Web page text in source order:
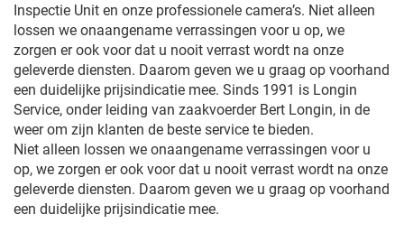
Inspectie Unit en onze professionele camera’s. Niet alleen
lossen we onaangename verrassingen voor u op, we
zorgen er ook voor dat u nooit verrast wordt na onze
geleverde diensten. Daarom geven we u graag op voorhand
een duidelijke prijsindicatie mee. Sinds 1991 is Longin
Service, onder leiding van zaakvoerder Bert Longin, in de
weer om zijn klanten de beste service te bieden.
Niet alleen lossen we onaangename verrassingen voor u
op, we zorgen er ook voor dat u nooit verrast wordt na onze
geleverde diensten. Daarom geven we u graag op voorhand
een duidelijke prijsindicatie mee.